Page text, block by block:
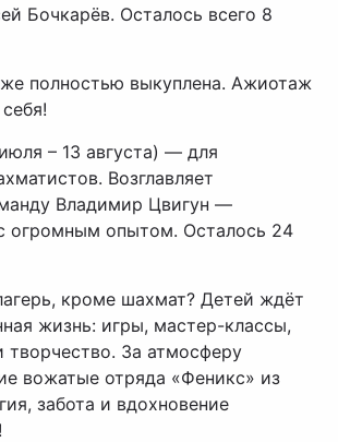
Бочкарёв. Осталось всего 8
полностью выкуплена. Ажиотаж
– 13 августа) — для
Возглавляет
Владимир Цвигун —
огромным опытом. Осталось 24
кроме шахмат? Детей ждёт
жизнь: игры, мастер-классы,
творчество. За атмосферу
вожатые отряда «Феникс» из
забота и вдохновение